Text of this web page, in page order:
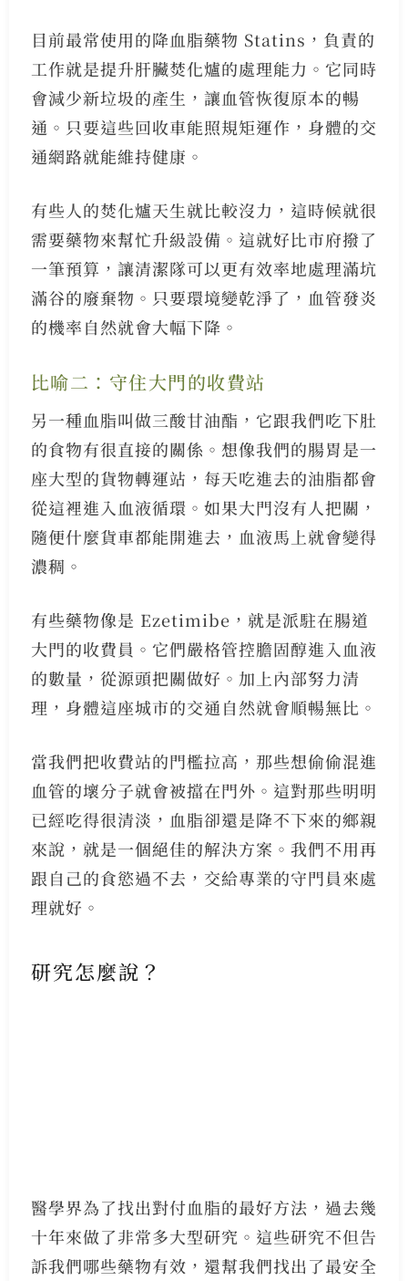
目前最常使用的降血脂藥物 Statins，負責的
工作就是提升肝臟焚化爐的處理能力。它同時
會減少新垃圾的產生，讓血管恢復原本的暢
通。只要這些回收車能照規矩運作，身體的交
通網路就能維持健康。
有些人的焚化爐天生就比較沒力，這時候就很
需要藥物來幫忙升級設備。這就好比市府撥了
一筆預算，讓清潔隊可以更有效率地處理滿坑
滿谷的廢棄物。只要環境變乾淨了，血管發炎
的機率自然就會大幅下降。
比喻二：守住大門的收費站
另一種血脂叫做三酸甘油酯，它跟我們吃下肚
的食物有很直接的關係。想像我們的腸胃是一
座大型的貨物轉運站，每天吃進去的油脂都會
從這裡進入血液循環。如果大門沒有人把關，
隨便什麼貨車都能開進去，血液馬上就會變得
濃稠。
有些藥物像是 Ezetimibe，就是派駐在腸道
大門的收費員。它們嚴格管控膽固醇進入血液
的數量，從源頭把關做好。加上內部努力清
理，身體這座城市的交通自然就會順暢無比。
當我們把收費站的門檻拉高，那些想偷偷混進
血管的壞分子就會被擋在門外。這對那些明明
已經吃得很清淡，血脂卻還是降不下來的鄉親
來說，就是一個絕佳的解決方案。我們不用再
跟自己的食慾過不去，交給專業的守門員來處
理就好。
研究怎麼說？
醫學界為了找出對付血脂的最好方法，過去幾
十年來做了非常多大型研究。這些研究不但告
訴我們哪些藥物有效，還幫我們找出了最安全